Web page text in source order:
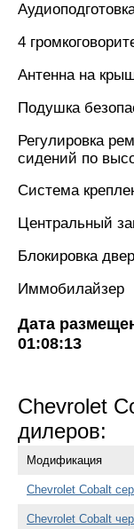
4
Антенна на
Подушка
Регулировка
сидений по
Система
Центральный
Блокировка
Иммобилайзер
Дата
01:08:13
Chevrolet
дилеров:
Модификация
Chevrolet Cobalt
Chevrolet Cobalt